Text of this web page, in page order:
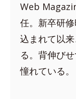
Web
任。新卒研
込まれて以
る。背伸び
憧れている。